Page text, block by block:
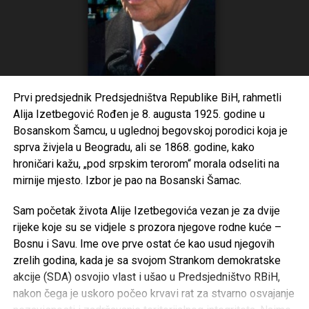
Kanton Sarajevo i vidjeli da je kod nas za jedan posto veće
bolovanje nego u Bugarskoj. Mi nismo bolesna nacija.
Ovdje se isključivo radi o zloupotrebi bolovanja –
naglašava Smailbegović.
Dodaje da bi spriječili zloupotrebe bolovanja predlažu da
se 42 dana smanje na 15 dana na teret poslodavca, a
poslije toga da ide na teret Fonda.
– I tada će ovi silni doktori koji daju bolovanje dobro
razmisliti jer tada plaće tog radnika idu sa njihovog konta.
doktora nema zloupotreba. Da pojasnim, izmjene Zakona o
zdravstvenom osiguranju se odnosi i na državni sektor, ne
samo na realni. Postojećim zakonom štitimo neradnike,
one koji foliraju. To nije pošteno prema radnicima koji rade
savjesno i odgovorno – kaže Smailbegović.
Prvi predsjednik Predsjedništva Republike BiH, rahmetli
Alija Izetbegović Rođen je 8. augusta 1925. godine u
Bosanskom Šamcu, u uglednoj begovskoj porodici koja je
sprva živjela u Beogradu, ali se 1868. godine, kako
hroničari kažu, „pod srpskim terorom“ morala odseliti na
mirnije mjesto. Izbor je pao na Bosanski Šamac.
Sam početak života Alije Izetbegovića vezan je za dvije
rijeke koje su se vidjele s prozora njegove rodne kuće –
Bosnu i Savu. Ime ove prve ostat će kao usud njegovih
zrelih godina, kada je sa svojom Strankom demokratske
akcije (SDA) osvojio vlast i ušao u Predsjedništvo RBiH,
nakon čega je uskoro počeo krvavi rat za stvarno osvajanje